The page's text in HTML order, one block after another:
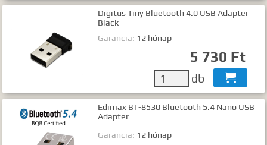
Digitus Tiny Bluetooth 4.0 USB Adapter
Black
Garancia: 12 hónap
5 730 Ft
db 
Edimax BT-8530 Bluetooth 5.4 Nano USB
Adapter
Garancia: 12 hónap